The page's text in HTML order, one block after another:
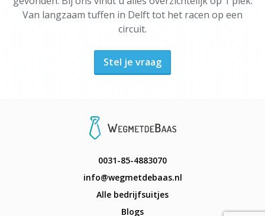
Van langzaam tuffen in Delft tot het racen op een
circuit.
Stel je vraag
0031-85-4883070
info@wegmetdebaas.nl
Alle bedrijfsuitjes
Blogs